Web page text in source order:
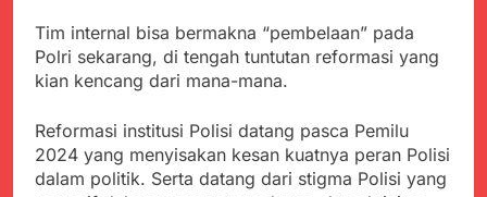
Tim internal bisa bermakna “pembelaan” pada
Polri sekarang, di tengah tuntutan reformasi yang
kian kencang dari mana-mana.
Reformasi institusi Polisi datang pasca Pemilu
2024 yang menyisakan kesan kuatnya peran Polisi
dalam politik. Serta datang dari stigma Polisi yang